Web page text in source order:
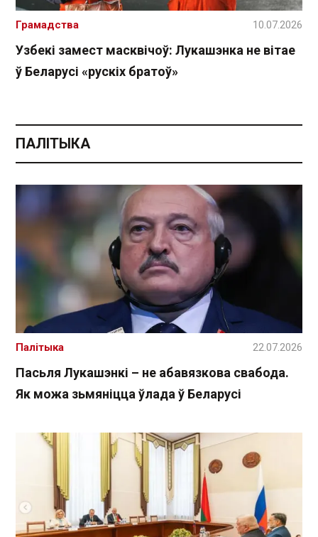
Узбекі замест масквічоў: Лукашэнка не вітае
ў Беларусі «рускіх братоў»
Грамадства 10.07.2026
ПАЛІТЫКА
Пасьля Лукашэнкі – не абавязкова свабода.
Як можа зьмяніцца ўлада ў Беларусі
Палітыка 22.07.2026